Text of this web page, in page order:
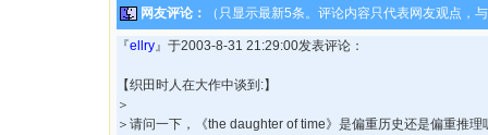
网友评论： （只显示最新5条。评论内容只代表网友观点，
『ellry』于2003-8-31 21:29:00发表评论：
【织田时人在大作中谈到:】
＞
＞请问一下，《the daughter of time》是偏重历史还是偏重推